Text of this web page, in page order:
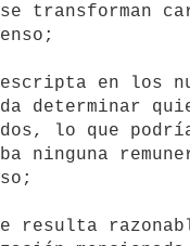
transforman
determinar
lo que
ninguna